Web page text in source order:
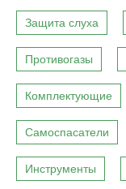
Защита слуха
Противогазы
Комплектующие
Самоспасатели
Инструменты